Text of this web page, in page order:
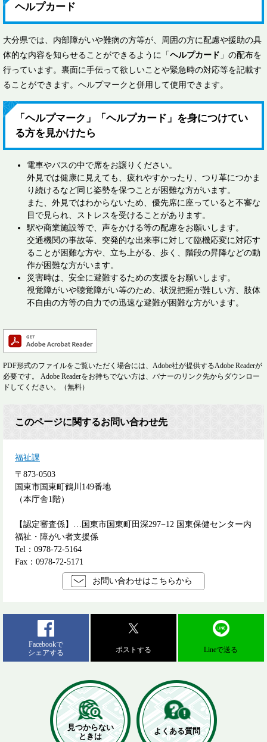
ヘルプカード
大分県では、内部障がいや難病の方等が、周囲の方に配慮や援助の具
体的な内容を知らせることができるように「 ヘルプカード 」の配布を
行っています。裏面に手伝って欲しいことや緊急時の対応等を記載す
ることができます。ヘルプマークと併用して使用できます。
「ヘルプマーク」「ヘルプカード」を身につけてい
る方を見かけたら
電車やバスの中で席をお譲りください。
外見では健康に見えても、疲れやすかったり、つり革につかま
り続けるなど同じ姿勢を保つことが困難な方がいます。
また、外見ではわからないため、優先席に座っていると不審な
目で見られ、ストレスを受けることがあります。
駅や商業施設等で、声をかける等の配慮をお願いします。
交通機関の事故等、突発的な出来事に対して臨機応変に対応す
ることが困難な方や、立ち上がる、歩く、階段の昇降などの動
作が困難な方がいます。
災害時は、安全に避難するための支援をお願いします。
視覚障がいや聴覚障がい等のため、状況把握が難しい方、肢体
不自由の方等の自力での迅速な避難が困難な方がいます。
PDF形式のファイルをご覧いただく場合には、Adobe社が提供するAdobe Readerが
必要です。
Adobe Readerをお持ちでない方は、バナーのリンク先からダウンロー
ドしてください。（無料）
このページに関するお問い合わせ先
福祉課
〒873-0503
国東市国東町鶴川149番地
（本庁舎1階）
【認定審査係】…国東市国東町田深297−12 国東保健センター内
福祉・障がい者支援係
Tel：0978-72-5164
Fax：0978-72-5171
お問い合わせはこちらから
Facebookで
シェアする
ポストする Lineで送る
見つからない
ときは
よくある質問